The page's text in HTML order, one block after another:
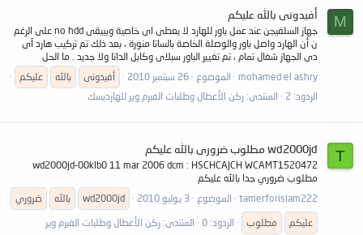
M أفيدونى بالله عليكم
جهاز السلفيجن عند عمل باور للهارد لا يعطى اى خاصية ويبيقى no hdd على الرغم
ن أن الهارد واصل باور والوصلة الخاصة بالساتا منورة ، بعد ذلك تم تركيب هارد آى
دى الجهاز شغال تمام ، تم تغيير الباور سبلاى وكابل الداتا ولا جديد . ما الحل
mohamed el ashry
الموضوع 26 سبتمبر 2010 أفيدونى بالله
عليكم
الردود: 2
المنتدى: ركن الأعطال وطلبات الفيرم وير للهارديسك
T wd2000jd مطلوب ضرورى بالله عليكم
wd2000jd-00klb0 11 mar 2006 dcm : HSCHCAJCH WCAMT1520472
مطلوب ضروري جدا بالله عليكم
tamerforislam222
الموضوع 3 يوليو 2010 wd2000jd بالله
ضروري
عليكم
مطلوب الردود: 0 المنتدى: ركن الأعطال وطلبات الفيرم وير